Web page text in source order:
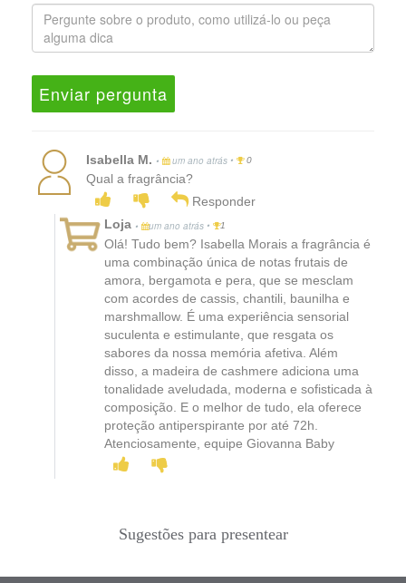
Enviar pergunta
Isabella M. • um ano atrás • 0
Qual a fragrância?
Responder
Loja • um ano atrás • 1
Olá! Tudo bem? Isabella Morais a fragrância é
uma combinação única de notas frutais de
amora, bergamota e pera, que se mesclam
com acordes de cassis, chantili, baunilha e
marshmallow. É uma experiência sensorial
suculenta e estimulante, que resgata os
sabores da nossa memória afetiva. Além
disso, a madeira de cashmere adiciona uma
tonalidade aveludada, moderna e sofisticada à
composição. E o melhor de tudo, ela oferece
proteção antiperspirante por até 72h.
Atenciosamente, equipe Giovanna Baby
Sugestões para presentear